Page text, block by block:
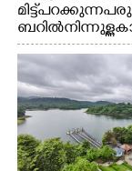
മിട്ട് പറക്കുന്ന
ബറിൽ നിന്നുള്ള